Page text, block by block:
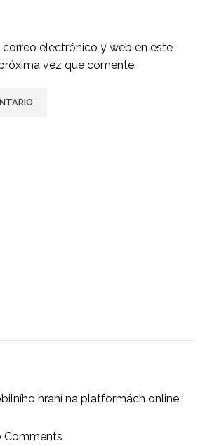
correo electrónico y web en este
vez que comente.
hraní na platformách online
Comments